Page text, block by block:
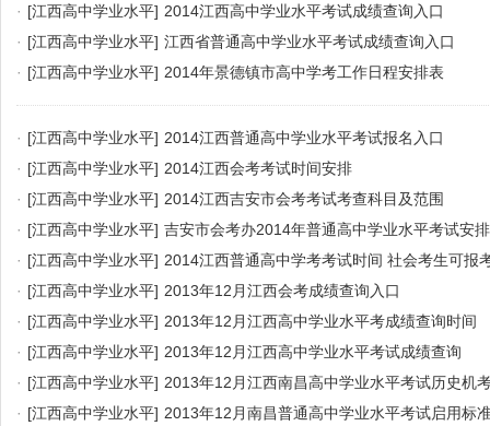
· [江西高中学业水平] 2014江西高中学业水平考试成绩查询入口
· [江西高中学业水平] 江西省普通高中学业水平考试成绩查询入口
· [江西高中学业水平] 2014年景德镇市高中学考工作日程安排表
· [江西高中学业水平] 2014江西普通高中学业水平考试报名入口
· [江西高中学业水平] 2014江西会考考试时间安排
· [江西高中学业水平] 2014江西吉安市会考考试考查科目及范围
· [江西高中学业水平] 吉安市会考办2014年普通高中学业水平考试安
· [江西高中学业水平] 2014江西普通高中学考考试时间 社会考生可报
· [江西高中学业水平] 2013年12月江西会考成绩查询入口
· [江西高中学业水平] 2013年12月江西高中学业水平考成绩查询时间
· [江西高中学业水平] 2013年12月江西高中学业水平考试成绩查询
· [江西高中学业水平] 2013年12月江西南昌高中学业水平考试历史机
· [江西高中学业水平] 2013年12月南昌普通高中学业水平考试启用标